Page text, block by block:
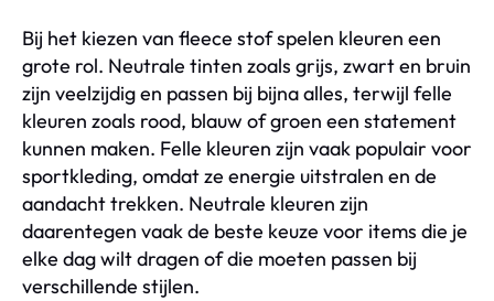
Bij het kiezen van fleece stof spelen kleuren een
grote rol. Neutrale tinten zoals grijs, zwart en bruin
zijn veelzijdig en passen bij bijna alles, terwijl felle
kleuren zoals rood, blauw of groen een statement
kunnen maken. Felle kleuren zijn vaak populair voor
sportkleding, omdat ze energie uitstralen en de
aandacht trekken. Neutrale kleuren zijn
daarentegen vaak de beste keuze voor items die je
elke dag wilt dragen of die moeten passen bij
verschillende stijlen.